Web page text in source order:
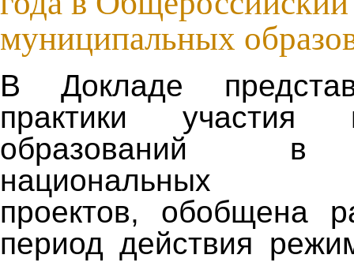
муниципальных
В Докладе
практики участия
образований в
национальных
проектов, обобщена
период действия